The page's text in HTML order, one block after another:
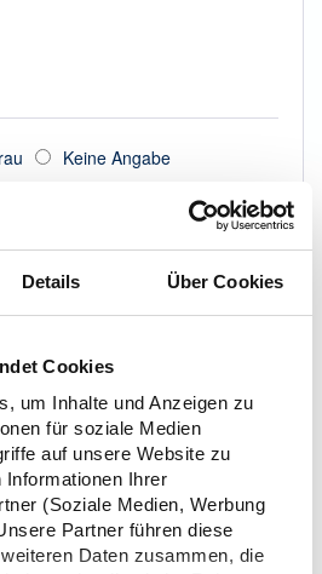
Details Über Cookies
Cookies
um Inhalte und Anzeigen zu
für soziale Medien
auf unsere Website zu
Ihrer
(Soziale Medien, Werbung
Partner führen diese
Daten zusammen, die
Keine Angabe